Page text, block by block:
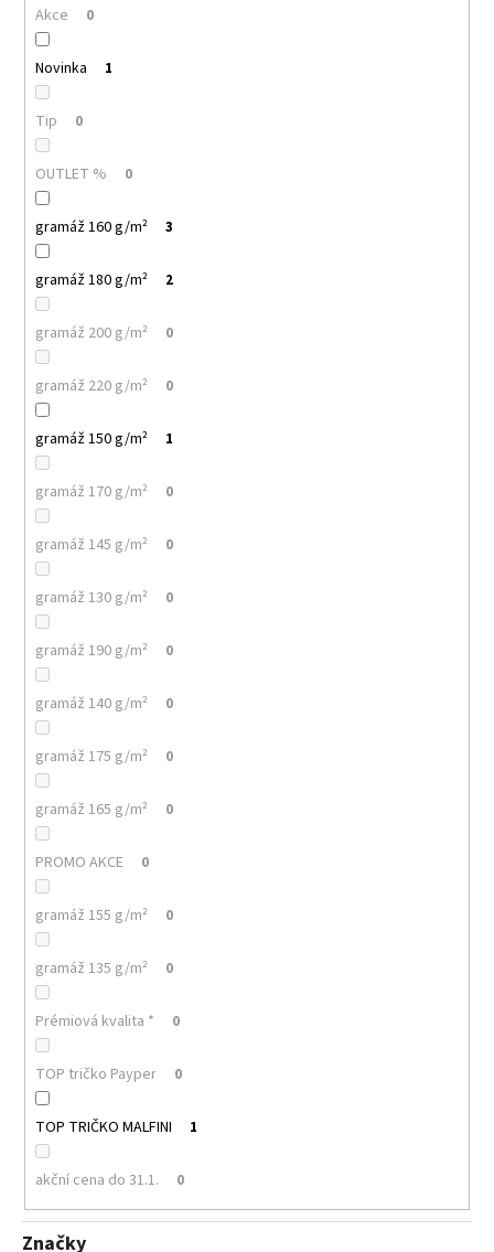
Akce 0
Novinka 1
Tip 0
OUTLET % 0
gramáž 160 g/m² 3
gramáž 180 g/m² 2
gramáž 200 g/m² 0
gramáž 220 g/m² 0
gramáž 150 g/m² 1
gramáž 170 g/m² 0
gramáž 145 g/m² 0
gramáž 130 g/m² 0
gramáž 190 g/m² 0
gramáž 140 g/m² 0
gramáž 175 g/m² 0
gramáž 165 g/m² 0
PROMO AKCE 0
gramáž 155 g/m² 0
gramáž 135 g/m² 0
Prémiová kvalita * 0
TOP tričko Payper 0
TOP TRIČKO MALFINI 1
akční cena do 31.1. 0
Značky
m
MALFINI
LOVE
123
DÁMSKÉ
TRIČKO/
ŠATY,
STŘIH,
150
140
Kč